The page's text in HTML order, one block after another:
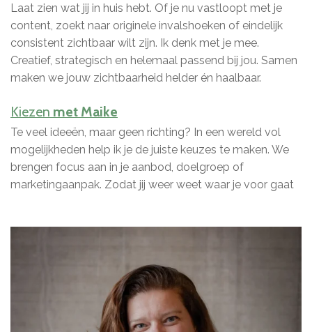
Laat zien wat jij in huis hebt. Of je nu vastloopt met je
content, zoekt naar originele invalshoeken of eindelijk
consistent zichtbaar wilt zijn. Ik denk met je mee.
Creatief, strategisch en helemaal passend bij jou. Samen
maken we jouw zichtbaarheid helder én haalbaar.
Kiezen met Maike
Te veel ideeën, maar geen richting? In een wereld vol
mogelijkheden help ik je de juiste keuzes te maken. We
brengen focus aan in je aanbod, doelgroep of
marketingaanpak. Zodat jij weer weet waar je voor gaat